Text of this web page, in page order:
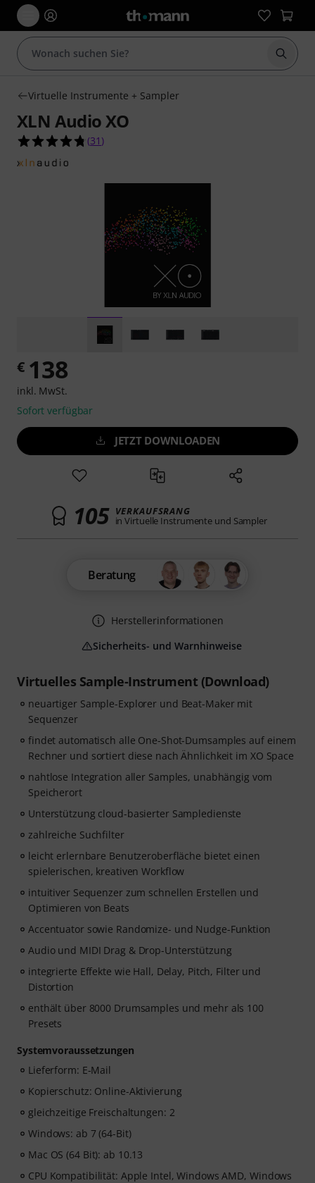
Suche
Virtuelle Instrumente + Sampler
XLN Audio XO
4.8 von 5 Sternen aus 31 Kundenbewertungen
(31 )
Virtuelles Sample-Instrument (Download)
neuartiger Sample-Explorer und Beat-Maker mit
Sequenzer
findet automatisch alle One-Shot-Dumsamples auf einem
Rechner und sortiert diese nach Ähnlichkeit im XO Space
nahtlose Integration aller Samples, unabhängig vom
Speicherort
Unterstützung cloud-basierter Sampledienste
zahlreiche Suchfilter
leicht erlernbare Benutzeroberfläche bietet einen
spielerischen, kreativen Workflow
intuitiver Sequenzer zum schnellen Erstellen und
Optimieren von Beats
Accentuator sowie Randomize- und Nudge-Funktion
Audio und MIDI Drag & Drop-Unterstützung
integrierte Effekte wie Hall, Delay, Pitch, Filter und
Distortion
enthält über 8000 Drumsamples und mehr als 100
Presets
Systemvoraussetzungen
Lieferform: E-Mail
Kopierschutz: Online-Aktivierung
gleichzeitige Freischaltungen: 2
Windows: ab 7 (64-Bit)
Mac OS (64 Bit): ab 10.13
CPU Kompatibilität: Apple Intel, Windows AMD, Windows
€ 138
inkl. MwSt.
Sofort verfügbar
JETZT DOWNLOADEN
105 VERKAUFSRANG
in Virtuelle Instrumente und Sampler
Beratung
Herstellerinformationen
Sicherheits- und Warnhinweise